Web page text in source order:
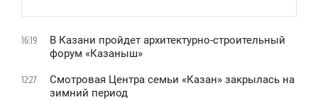
16:19
В Казани пройдет архитектурно-строительный
форум «Казаныш»
12:27
Смотровая Центра семьи «Казан» закрылась на
зимний период